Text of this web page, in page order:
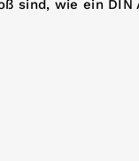
sind, wie ein DIN